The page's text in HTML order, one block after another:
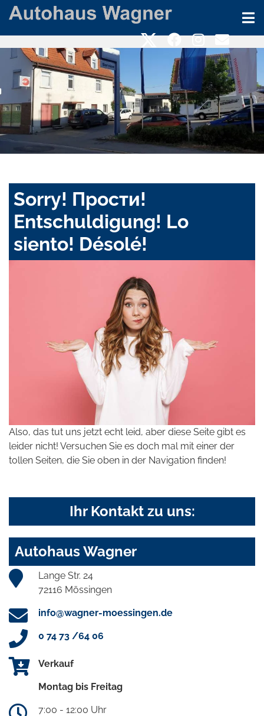
Sorry! Прости!
Entschuldigung! Lo
siento! Désolé!
Also, das tut uns jetzt echt leid, aber diese Seite gibt es
leider nicht! Versuchen Sie es doch mal mit einer der
tollen Seiten, die Sie oben in der Navigation finden!
Ihr Kontakt zu uns:
Autohaus Wagner
Lange Str. 24
72116 Mössingen
info@wagner-moessingen.de
0 74 73 /64 06
Verkauf
Montag bis Freitag
7:00 - 12:00 Uhr